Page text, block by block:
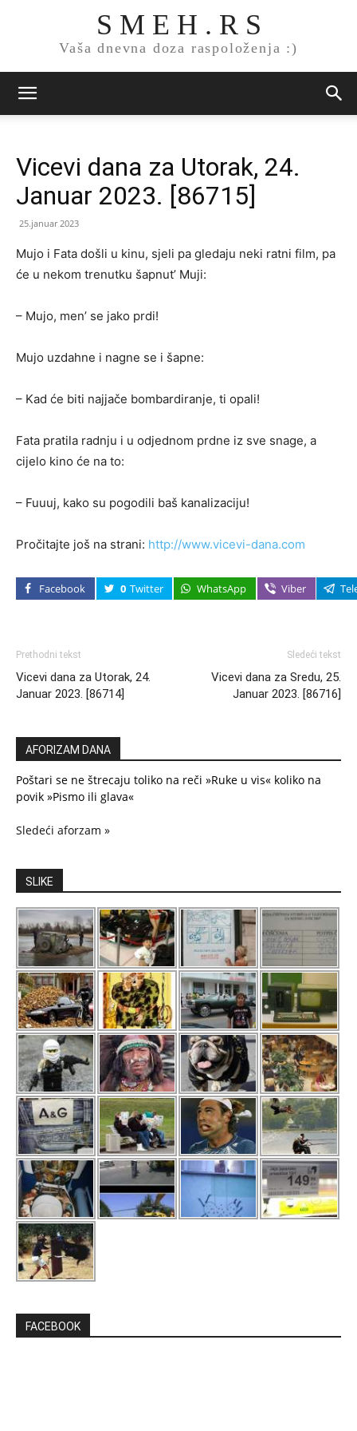
S M E H . R S
Vaša dnevna doza raspoloženja :)
Vicevi dana za Utorak, 24.
Januar 2023. [86715]
25.januar 2023
Mujo i Fata došli u kinu, sjeli pa gledaju neki ratni film, pa
će u nekom trenutku šapnut’ Muji:
– Mujo, men’ se jako prdi!
Mujo uzdahne i nagne se i šapne:
– Kad će biti najjače bombardiranje, ti opali!
Fata pratila radnju i u odjednom prdne iz sve snage, a
cijelo kino će na to:
– Fuuuj, kako su pogodili baš kanalizaciju!
Pročitajte još na strani: http://www.vicevi-dana.com
Facebook 0 Twitter WhatsApp Viber
Prethodni tekst
Vicevi dana za Utorak, 24.
Januar 2023. [86714]
Sledeći tekst
Vicevi dana za Sredu, 25.
Januar 2023. [86716]
AFORIZAM DANA
Poštari se ne štrecaju toliko na reči »Ruke u vis« koliko na
povik »Pismo ili glava«
Sledeći aforzam »
SLIKE
FACEBOOK